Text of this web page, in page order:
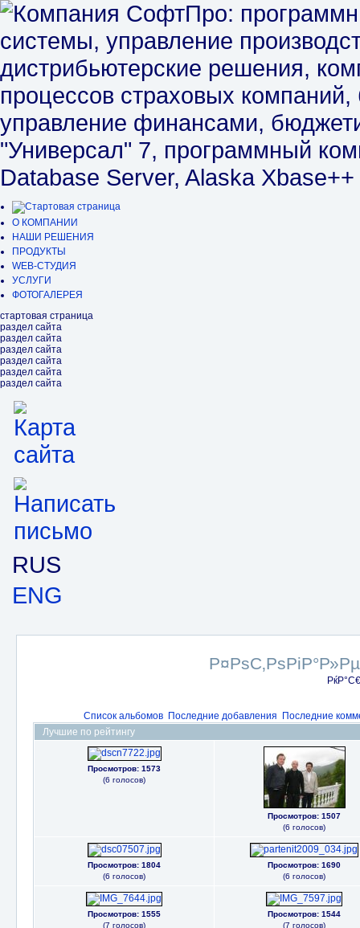
О КОМПАНИИ
НАШИ РЕШЕНИЯ
ПРОДУКТЫ
WEB-СТУДИЯ
УСЛУГИ
ФОТОГАЛЕРЕЯ
стартовая страница
раздел сайта
раздел сайта
раздел сайта
раздел сайта
раздел сайта
раздел сайта
RUS
ENG
Список альбомов Последние добавления
Последние
Лучшие по рейтингу
Просмотров: 1573
(6 голосов)
Просмотров: 1507
(6 голосов)
Просмотров: 1804
(6 голосов)
Просмотров: 1690
(6 голосов)
Просмотров: 1555
(7 голосов)
Просмотров: 1544
(7 голосов)